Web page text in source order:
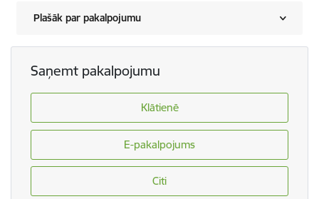
Plašāk par pakalpojumu
Saņemt pakalpojumu
Klātienē
E-pakalpojums
Citi